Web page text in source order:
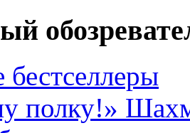
бестселлеры
полку!»